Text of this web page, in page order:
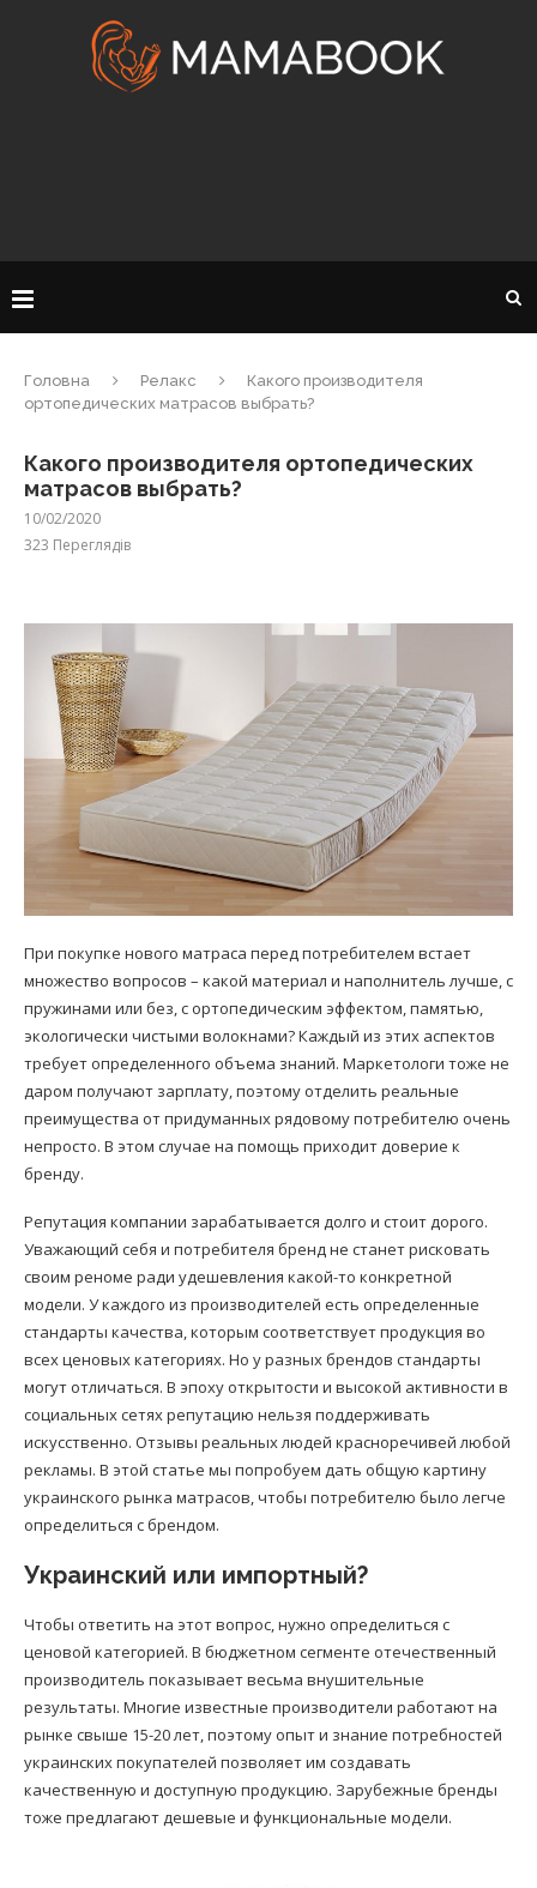
Головна Релакс
Какого производителя
ортопедических матрасов выбрать?
Какого производителя ортопедических
матрасов выбрать?
10/02/2020
323 Переглядів
При покупке нового матраса перед потребителем встает
множество вопросов – какой материал и наполнитель лучше, с
пружинами или без, с ортопедическим эффектом, памятью,
экологически чистыми волокнами? Каждый из этих аспектов
требует определенного объема знаний. Маркетологи тоже не
даром получают зарплату, поэтому отделить реальные
преимущества от придуманных рядовому потребителю очень
непросто. В этом случае на помощь приходит доверие к
бренду.
Репутация компании зарабатывается долго и стоит дорого.
Уважающий себя и потребителя бренд не станет рисковать
своим реноме ради удешевления какой-то конкретной
модели. У каждого из производителей есть определенные
стандарты качества, которым соответствует продукция во
всех ценовых категориях. Но у разных брендов стандарты
могут отличаться. В эпоху открытости и высокой активности в
социальных сетях репутацию нельзя поддерживать
искусственно. Отзывы реальных людей красноречивей любой
рекламы. В этой статье мы попробуем дать общую картину
украинского рынка матрасов, чтобы потребителю было легче
определиться с брендом.
Украинский или импортный?
Чтобы ответить на этот вопрос, нужно определиться с
ценовой категорией. В бюджетном сегменте отечественный
производитель показывает весьма внушительные
результаты. Многие известные производители работают на
рынке свыше 15-20 лет, поэтому опыт и знание потребностей
украинских покупателей позволяет им создавать
качественную и доступную продукцию. Зарубежные бренды
тоже предлагают дешевые и функциональные модели.